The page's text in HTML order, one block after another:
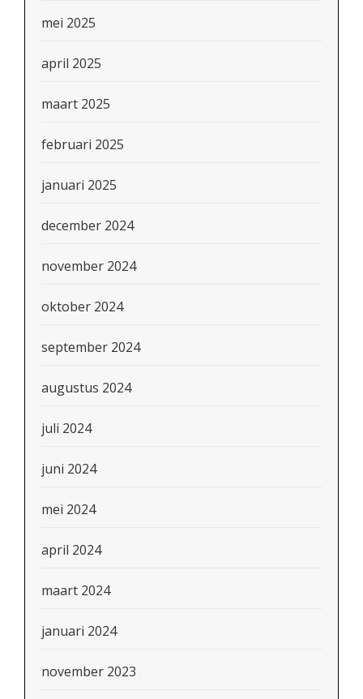
mei 2025
april 2025
maart 2025
februari 2025
januari 2025
december 2024
november 2024
oktober 2024
september 2024
augustus 2024
juli 2024
juni 2024
mei 2024
april 2024
maart 2024
januari 2024
november 2023